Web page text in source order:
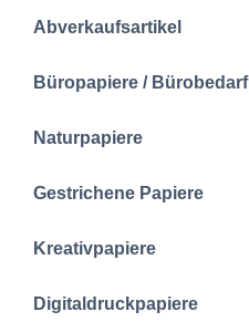
Abverkaufsartikel
Büropapiere / Bürobedarf
Naturpapiere
Gestrichene Papiere
Kreativpapiere
Digitaldruckpapiere